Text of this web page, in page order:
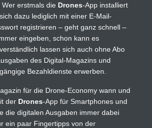
erstmals die Drones-App installiert
dazu lediglich mit einer E-Mail-
registrieren – geht ganz schnell –
eingeben, schon kann es
lassen sich auch ohne Abo
des Digital-Magazins und
Bezahldienste erwerben.
für die Drone-Economy wann und
der Drones-App für Smartphones und
die digitalen Ausgaben immer dabei
ein paar Fingertipps von der